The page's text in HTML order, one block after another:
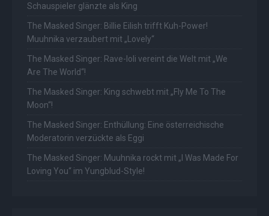
Schauspieler glänzte als King
The Masked Singer: Billie Eilish trifft Kuh-Power!
Muuhnika verzaubert mit „Lovely“
The Masked Singer: Rave-Ioli vereint die Welt mit „We
Are The World“!
The Masked Singer: King schwebt mit „Fly Me To The
Moon“!
The Masked Singer: Enthüllung: Eine österreichische
Moderatorin verzückte als Eggi
The Masked Singer: Muuhnika rockt mit „I Was Made For
Loving You“ im Yungblud-Style!